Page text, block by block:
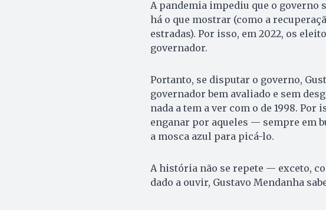
A pandemia impediu que o governo
há o que mostrar (como a
estradas). Por isso, em 2022, os
governador.
Portanto, se disputar o governo,
governador bem avaliado e sem
nada a tem a ver com o de 1998.
enganar por aqueles — sempre em
a mosca azul para picá-lo.
A história não se repete — exceto,
dado a ouvir, Gustavo Mendanha